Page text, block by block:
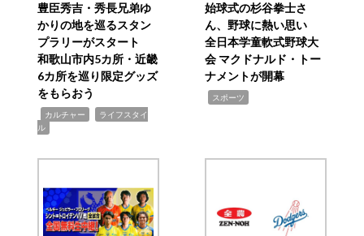
豊臣秀吉・秀長兄弟ゆ
かりの地を巡るスタン
プラリーがスタート
和歌山市内5カ所・近畿
6カ所を巡り限定グッズ
をもらおう
カルチャー
ライフスタイ
ル
始球式の杉谷拳士さ
ん、野球に熱い思い
全日本学童軟式野球大
会 マクドナルド・トー
ナメントが開幕
スポーツ